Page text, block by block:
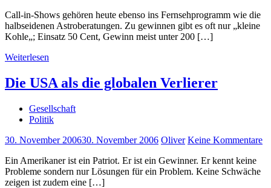
Call-in-Shows gehören heute ebenso ins Fernsehprogramm wie die
halbseidenen Astroberatungen. Zu gewinnen gibt es oft nur „kleine
Kohle„; Einsatz 50 Cent, Gewinn meist unter 200 […]
Weiterlesen
Die USA als die globalen Verlierer
Gesellschaft
Politik
30. November 200630. November 2006 Oliver Keine Kommentare
Ein Amerikaner ist ein Patriot. Er ist ein Gewinner. Er kennt keine
Probleme sondern nur Lösungen für ein Problem. Keine Schwäche
zeigen ist zudem eine […]